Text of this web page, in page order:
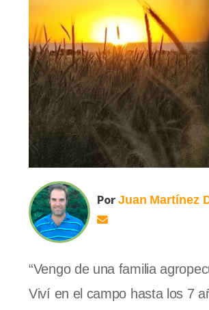
Por Juan Martínez
“Vengo de una familia
Viví en el campo hasta los 7